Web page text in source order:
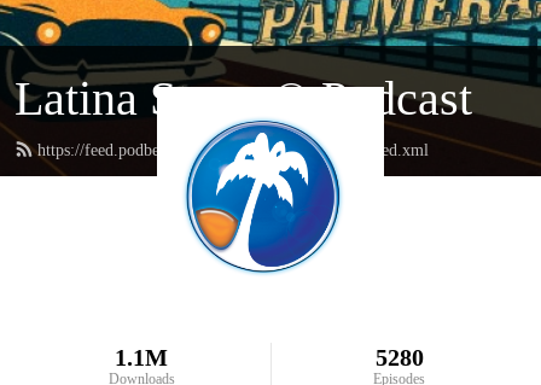
Latina Stereo® Podcast
https://feed.podbean.com/podcastinglatinastereo/feed.xml
1.1M
Downloads
5280
Episodes